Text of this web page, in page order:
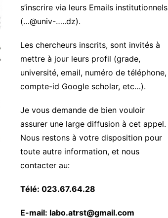
s’inscrire via leurs Emails institutionnels
(…@univ-…..dz).
Les chercheurs inscrits, sont invités à
mettre à jour leurs profil (grade,
université, email, numéro de téléphone,
compte-id Google scholar, etc…).
Je vous demande de bien vouloir
assurer une large diffusion à cet appel.
Nous restons à votre disposition pour
toute autre information, et nous
contacter au:
Télé: 023.67.64.28
E-mail: labo.atrst@gmail.com